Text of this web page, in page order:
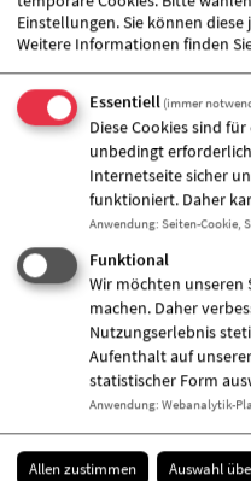
Einstellungen. Sie können
Weitere Informationen finden
Essentiell (immer
Diese Cookies sind
unbedingt
Internetseite sicher
funktioniert. Daher
Anwendung: Seiten-Cookie,
Funktional
Wir möchten unseren
machen. Daher
Nutzungserlebnis
Aufenthalt auf
statistischer Form
Anwendung: Webanalytik-
Allen zustimmen Auswahl